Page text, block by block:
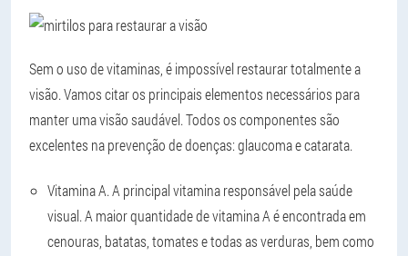
Sem o uso de vitaminas, é impossível restaurar totalmente a
visão. Vamos citar os principais elementos necessários para
manter uma visão saudável. Todos os componentes são
excelentes na prevenção de doenças: glaucoma e catarata.
Vitamina A. A principal vitamina responsável pela saúde
visual. A maior quantidade de vitamina A é encontrada em
cenouras, batatas, tomates e todas as verduras, bem como